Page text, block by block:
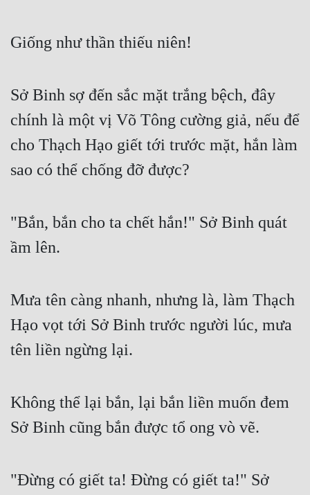
Giống như thần thiếu niên!
Sở Binh sợ đến sắc mặt trắng bệch, đây
chính là một vị Võ Tông cường giả, nếu để
cho Thạch Hạo giết tới trước mặt, hắn làm
sao có thể chống đỡ được?
"Bắn, bắn cho ta chết hắn!" Sở Binh quát
ầm lên.
Mưa tên càng nhanh, nhưng là, làm Thạch
Hạo vọt tới Sở Binh trước người lúc, mưa
tên liền ngừng lại.
Không thể lại bắn, lại bắn liền muốn đem
Sở Binh cũng bắn được tổ ong vò vẽ.
"Đừng có giết ta! Đừng có giết ta!" Sở